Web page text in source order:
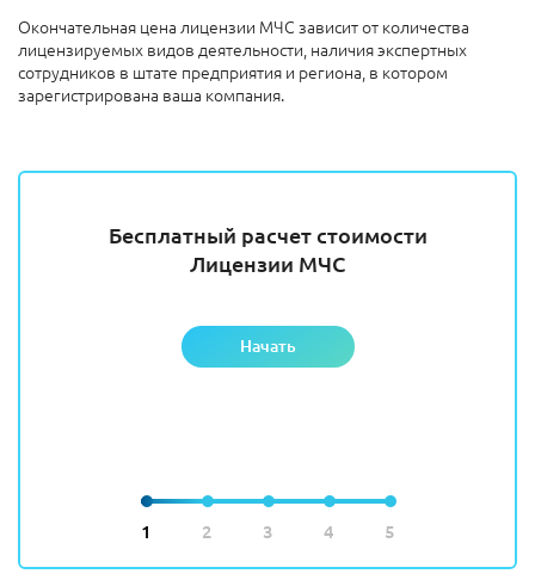
Окончательная цена лицензии МЧС зависит от количества
лицензируемых видов деятельности, наличия экспертных
сотрудников в штате предприятия и региона, в котором
зарегистрирована ваша компания.
1 2 3 4 5
Бесплатный расчет стоимости
Лицензии МЧС
Начать